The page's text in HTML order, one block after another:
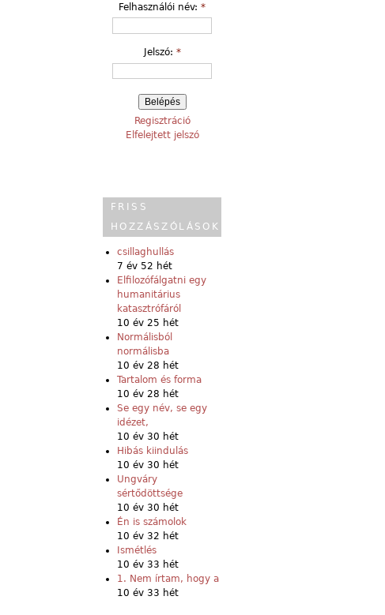
Felhasználói név: *
Jelszó: *
Regisztráció
Elfelejtett jelszó
FRISS
HOZZÁSZÓLÁSOK
csillaghullás
7 év 52 hét
Elfilozófálgatni egy
humanitárius
katasztrófáról
10 év 25 hét
Normálisból
normálisba
10 év 28 hét
Tartalom és forma
10 év 28 hét
Se egy név, se egy
idézet,
10 év 30 hét
Hibás kiindulás
10 év 30 hét
Ungváry
sértődöttsége
10 év 30 hét
Én is számolok
10 év 32 hét
Ismétlés
10 év 33 hét
1. Nem írtam, hogy a
10 év 33 hét